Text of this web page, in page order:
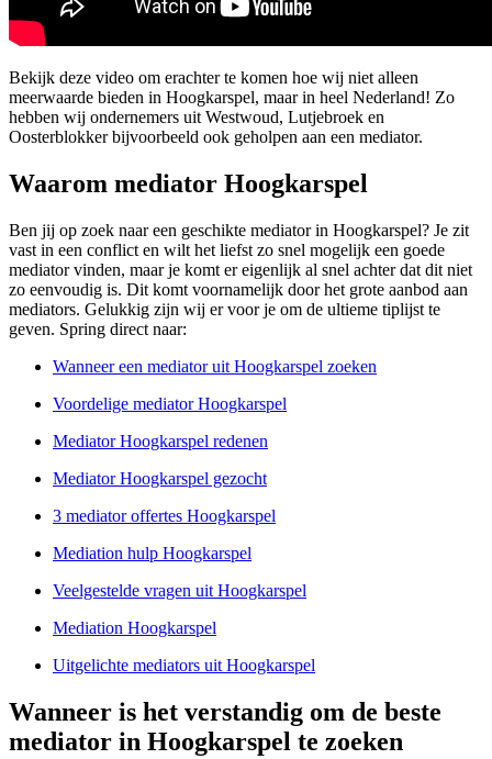
Bekijk deze video om erachter te komen hoe wij niet alleen
meerwaarde bieden in Hoogkarspel, maar in heel Nederland! Zo
hebben wij ondernemers uit Westwoud, Lutjebroek en
Oosterblokker bijvoorbeeld ook geholpen aan een mediator.
Waarom mediator Hoogkarspel
Ben jij op zoek naar een geschikte mediator in Hoogkarspel? Je zit
vast in een conflict en wilt het liefst zo snel mogelijk een goede
mediator vinden, maar je komt er eigenlijk al snel achter dat dit niet
zo eenvoudig is. Dit komt voornamelijk door het grote aanbod aan
mediators. Gelukkig zijn wij er voor je om de ultieme tiplijst te
geven. Spring direct naar:
Wanneer een mediator uit Hoogkarspel zoeken
Voordelige mediator Hoogkarspel
Mediator Hoogkarspel redenen
Mediator Hoogkarspel gezocht
3 mediator offertes Hoogkarspel
Mediation hulp Hoogkarspel
Veelgestelde vragen uit Hoogkarspel
Mediation Hoogkarspel
Uitgelichte mediators uit Hoogkarspel
Wanneer is het verstandig om de beste
mediator in Hoogkarspel te zoeken